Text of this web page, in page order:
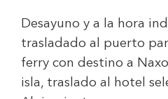
Desayuno y a la hora
trasladado al puerto
ferry con destino a
isla, traslado al hotel